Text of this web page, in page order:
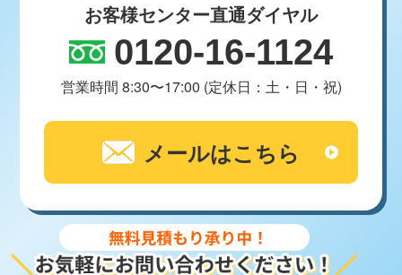
お客様センター直通ダイヤル
0120-16-1124
営業時間 8:30〜17:00 (定休日：土・日・祝)
メールはこちら